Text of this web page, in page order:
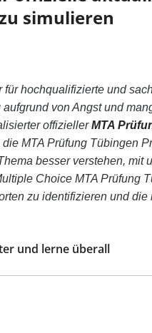
simulieren
hochqualifizierte und
von Angst und
offiziellerMTA
MTA Prüfung Tübingen
besser verstehen, mit
Choice MTA Prüfung
zu identifizieren und die
und lerne überall